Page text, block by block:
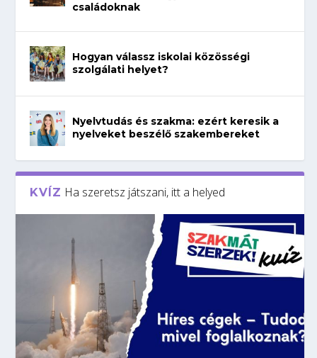
családoknak
Hogyan válassz iskolai közösségi
szolgálati helyet?
Nyelvtudás és szakma: ezért keresik a
nyelveket beszélő szakembereket
KVÍZ Ha szeretsz játszani, itt a helyed